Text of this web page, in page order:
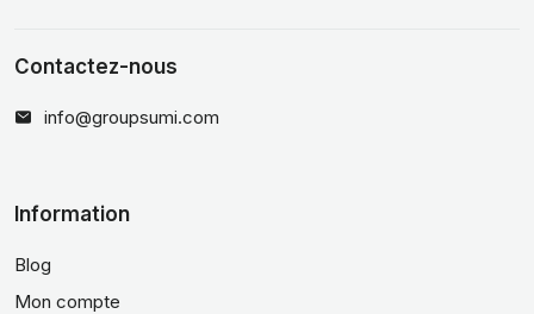
Contactez-nous
info@groupsumi.com
Information
Blog
Mon compte